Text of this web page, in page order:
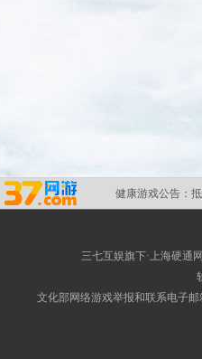
健康游戏公告：
三七互娱旗下·上海硬通
文化部网络游戏举报和联系电子邮